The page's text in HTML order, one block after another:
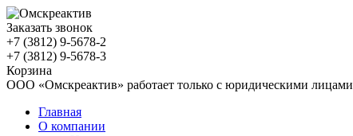
Заказать звонок
+7 (3812) 9-5678-2
+7 (3812) 9-5678-3
Корзина
ООО «Омскреактив» работает только с юридическими лицами
Главная
О компании